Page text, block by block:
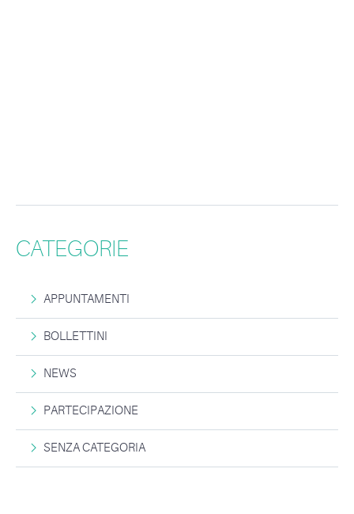
CATEGORIE
APPUNTAMENTI
BOLLETTINI
NEWS
PARTECIPAZIONE
SENZA CATEGORIA